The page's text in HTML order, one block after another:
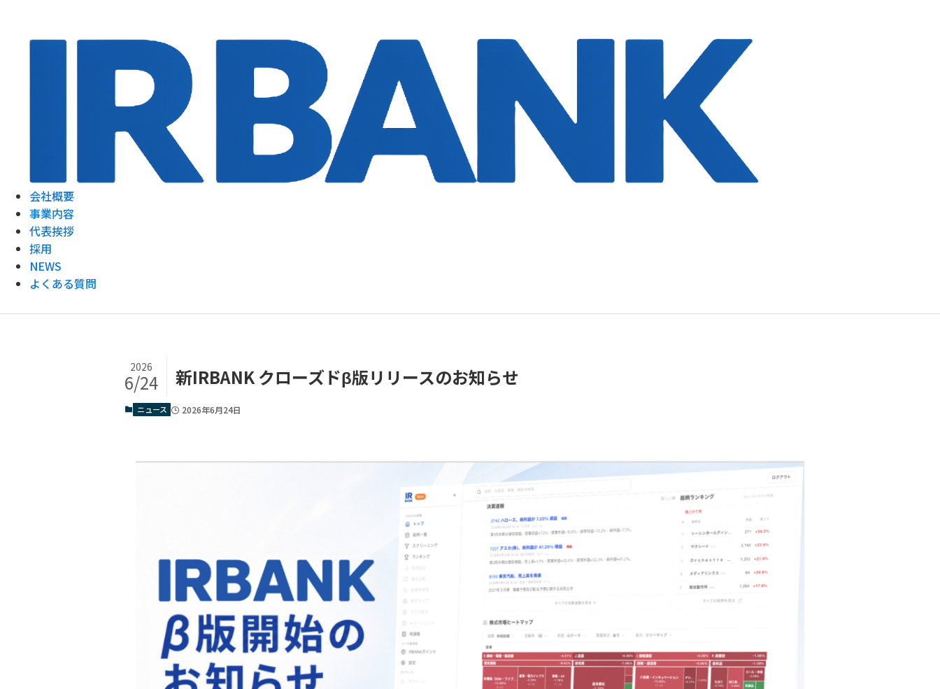
会社概要
事業内容
代表挨拶
採用
NEWS
よくある質問
新IRBANK クローズドβ版リリースのお知らせ
2026
6/24
ニュース 2026年6月24日